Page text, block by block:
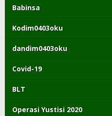
Babinsa
Kodim0403oku
dandim0403oku
Covid-19
BLT
Operasi Yustisi 2020